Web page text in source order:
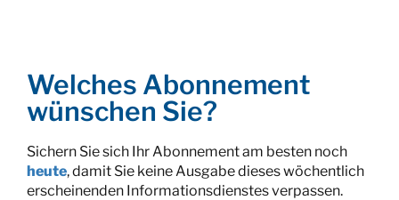
Welches Abonnement
wünschen Sie?
Sichern Sie sich Ihr Abonnement am besten noch
heute, damit Sie keine Ausgabe dieses wöchentlich
erscheinenden Informationsdienstes verpassen.